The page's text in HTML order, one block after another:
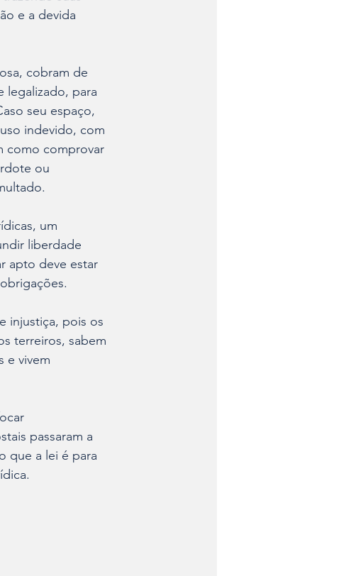
e a devida
cobram de
legalizado, para
seu espaço,
indevido, com
como comprovar
ou
um
liberdade
apto deve estar
injustiça, pois os
terreiros, sabem
e vivem
passaram a
que a lei é para